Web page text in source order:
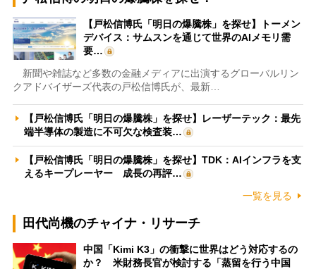
【戸松信博氏「明日の爆騰株」を探せ】トーメン
デバイス：サムスンを通じて世界のAIメモリ需
要…
新聞や雑誌など多数の金融メディアに出演するグローバルリン
クアドバイザーズ代表の戸松信博氏が、最新…
【戸松信博氏「明日の爆騰株」を探せ】レーザーテック：最先
端半導体の製造に不可欠な検査装…
【戸松信博氏「明日の爆騰株」を探せ】TDK：AIインフラを支
えるキープレーヤー 成長の再評…
一覧を見る
田代尚機のチャイナ・リサーチ
中国「Kimi K3」の衝撃に世界はどう対応するの
か？ 米財務長官が検討する「蒸留を行う中国